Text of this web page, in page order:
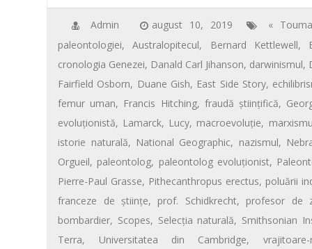
k p
e
b
o
o
k
tt
er
ail er
e
st
at
s
A
p
p
ta
je
az
ă
Admin august 10, 2019 «
paleontologiei,Australopitecul, Bernard Kettlewell,
cronologia Genezei, Danald Carl Jihanson, darwinismul,
Fairfield Osborn, Duane Gish, East Side Story,
femur uman, Francis Hitching, fraudă ştiinţifică,
evoluţionistă, Lamarck, Lucy, macroevoluţie,
istorie naturală, National Geographic, nazismul,
Orgueil, paleontolog, paleontolog evoluţionist,
Pierre-Paul Grasse, Pithecanthropus erectus, poluării
franceze de ştiinţe, prof. Schidkrecht, profesor de
bombardier, Scopes, Selecţia naturală, Smithsonian
Terra, Universitatea din Cambridge,